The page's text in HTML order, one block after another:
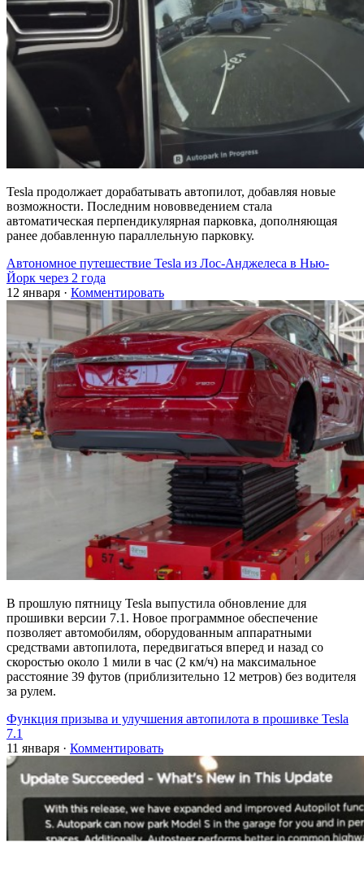
Tesla продолжает дорабатывать автопилот, добавляя новые
возможности. Последним нововведением стала
автоматическая перпендикулярная парковка, дополняющая
ранее добавленную параллельную парковку.
Автономное путешествие Tesla из Лос-Анджелеса в Нью-
Йорк через 2 года
12 января · Комментировать
В прошлую пятницу Tesla выпустила обновление для
прошивки версии 7.1. Новое программное обеспечение
позволяет автомобилям, оборудованным аппаратными
средствами автопилота, передвигаться вперед и назад со
скоростью около 1 мили в час (2 км/ч) на максимальное
расстояние 39 футов (приблизительно 12 метров) без водителя
за рулем.
Функция призыва и улучшения автопилота в прошивке Tesla
7.1
11 января · Комментировать